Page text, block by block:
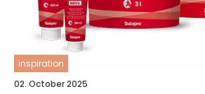
inspiration
02. October 2025